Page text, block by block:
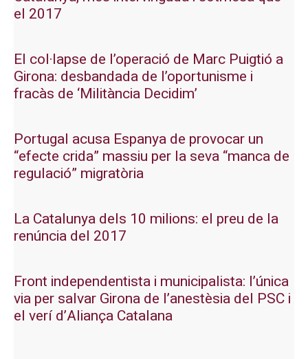
el 2017
El col·lapse de l’operació de Marc Puigtió a
Girona: desbandada de l’oportunisme i
fracàs de ‘Militància Decidim’
Portugal acusa Espanya de provocar un
“efecte crida” massiu per la seva “manca de
regulació” migratòria
La Catalunya dels 10 milions: el preu de la
renúncia del 2017
Front independentista i municipalista: l’única
via per salvar Girona de l’anestèsia del PSC i
el verí d’Aliança Catalana